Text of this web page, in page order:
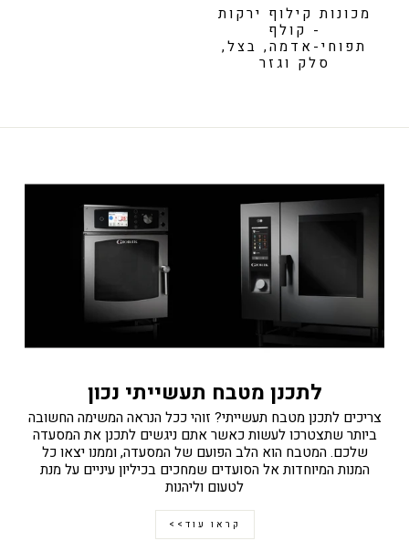
מכונות קילוף ירקות
- קולף
תפוחי-אדמה, בצל,
סלק וגזר
לתכנן מטבח תעשייתי נכון
צריכים לתכנן מטבח תעשייתי? זוהי ככל הנראה המשימה החשובה
ביותר שתצטרכו לעשות כאשר אתם ניגשים לתכנן את המסעדה
שלכם. המטבח הוא הלב הפועם של המסעדה, וממנו יצאו כל
המנות המיוחדות אל הסועדים שמחכים בכיליון עיניים על מנת
לטעום וליהנות
קראו עוד>>